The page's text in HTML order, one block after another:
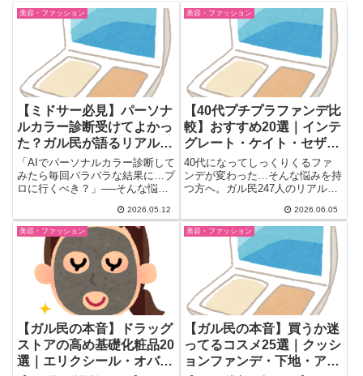
美容・ファッション
【ミドサー必見】パーソナ
ルカラー診断受けてよかっ
た？ガル民が語るリアル体
験談まとめ
「AIでパーソナルカラー診断して
みたら毎回バラバラな結果に…プ
ロに行くべき？」──そんな悩み
2026.05.12
美容・ファッション
【40代プチプラファンデ比
較】おすすめ20選｜インテ
グレート・ケイト・セザン
ヌをガル民がぶっちゃけ
40代になってしっくりくるファ
ンデが変わった…そんな悩みを持
つ方へ。ガル民247人のリアル口
ト・メイベリンフィットミー・セ
ザンヌなど20選を厳選。崩れに
くさ・カバー力・夏の汗対策な
ど、肌タイプ別のリアルな体験談
を一気にチェック。
2026.06.05
美容・ファッション
【ガル民の本音】ドラッグ
ストアの高め基礎化粧品20
選｜エリクシール・オバジ
美容・ファッション
【ガル民の本音】買うか迷
ってるコスメ25選｜クッシ
ョンファンデ・下地・アイ